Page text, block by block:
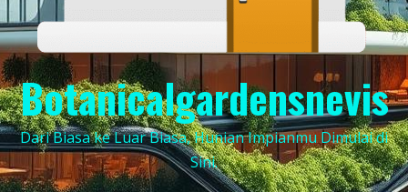
Botanicalgardensnevis
Dari Biasa ke Luar Biasa, Hunian Impianmu Dimulai di
Sini.